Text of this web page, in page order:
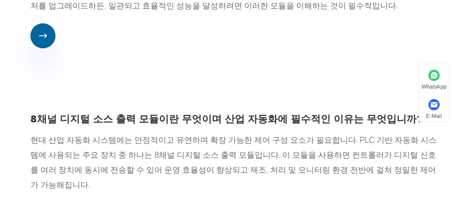
처를 업그레이드하든, 일관되고 효율적인 성능을 달성하려면 이러한 모듈을 이해하는 것이 필수적입니다.

8채널 디지털 소스 출력 모듈이란 무엇이며 산업 자동화에 필수적인 이유는 무엇입니까?
현대 산업 자동화 시스템에는 안정적이고 유연하며 확장 가능한 제어 구성 요소가 필요합니다. PLC 기반 자동화 시스
템에 사용되는 주요 장치 중 하나는 8채널 디지털 소스 출력 모듈입니다. 이 모듈을 사용하면 컨트롤러가 디지털 신호
를 여러 장치에 동시에 전송할 수 있어 운영 효율성이 향상되고 제조, 처리 및 모니터링 환경 전반에 걸쳐 정밀한 제어
가 가능해집니다.
WhatsApp
E-Mail